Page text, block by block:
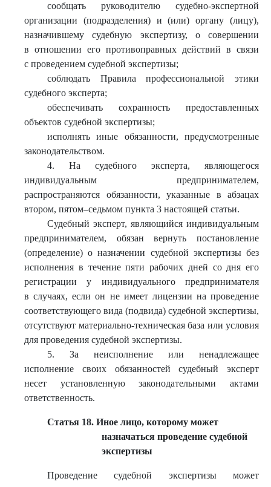
сообщать руководителю судебно-экспертной
организации (подразделения) и (или) органу (лицу),
назначившему судебную экспертизу, о совершении
в отношении его противоправных действий в связи
с проведением судебной экспертизы;
соблюдать Правила профессиональной этики
судебного эксперта;
обеспечивать сохранность предоставленных
объектов судебной экспертизы;
исполнять иные обязанности, предусмотренные
законодательством.
4. На судебного эксперта, являющегося
индивидуальным предпринимателем,
распространяются обязанности, указанные в абзацах
втором, пятом–седьмом пункта 3 настоящей статьи.
Судебный эксперт, являющийся индивидуальным
предпринимателем, обязан вернуть постановление
(определение) о назначении судебной экспертизы без
исполнения в течение пяти рабочих дней со дня его
регистрации у индивидуального предпринимателя
в случаях, если он не имеет лицензии на проведение
соответствующего вида (подвида) судебной экспертизы,
отсутствуют материально-техническая база или условия
для проведения судебной экспертизы.
5. За неисполнение или ненадлежащее
исполнение своих обязанностей судебный эксперт
несет установленную законодательными актами
ответственность.
Статья 18. Иное лицо, которому может
назначаться проведение судебной
экспертизы
Проведение судебной экспертизы может